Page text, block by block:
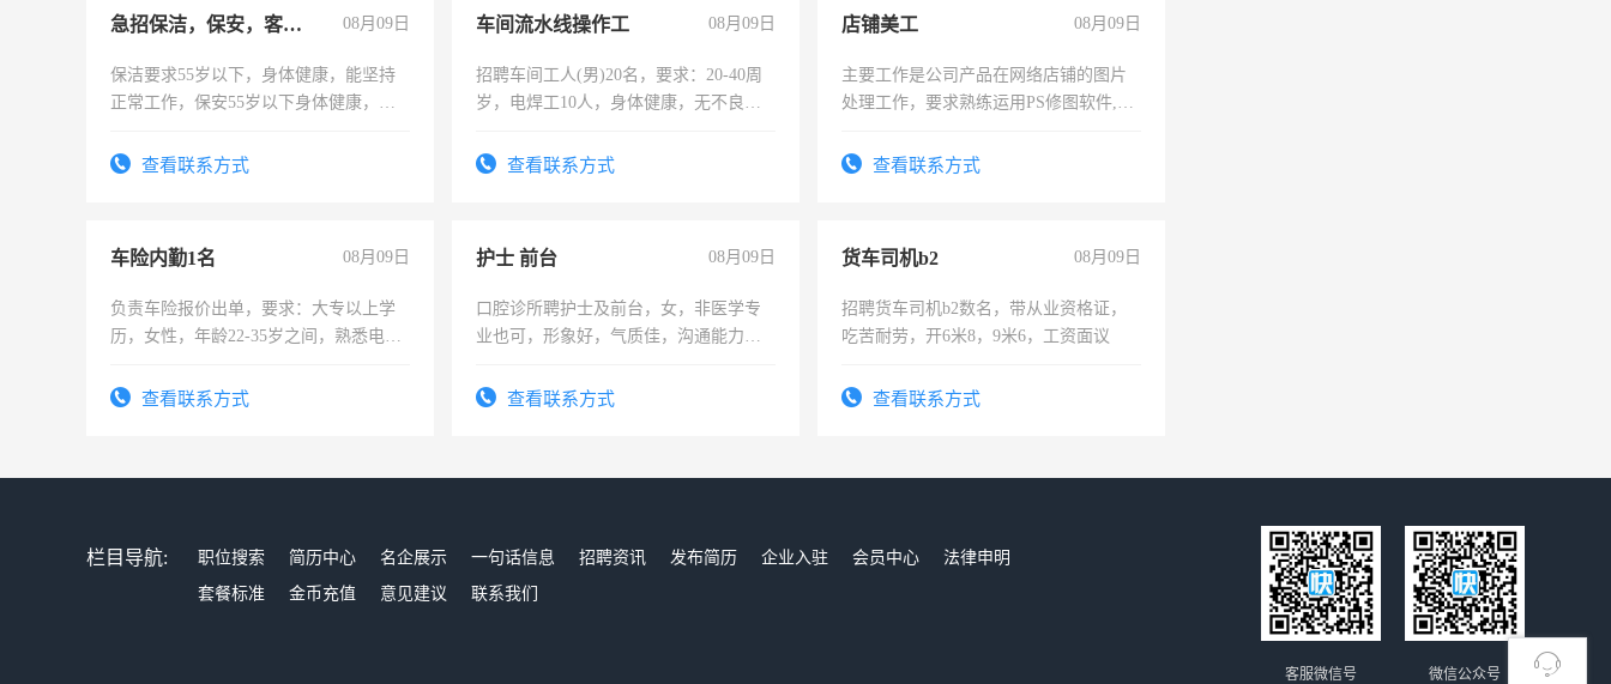
急招保洁，保安，客服，工程 08月09日
保洁要求55岁以下，身体健康，能坚持
正常工作，保安55岁以下身体健康，有
录，客服要求45岁以下高中以上文化，
查看联系方式
车间流水线操作工 08月09日
招聘车间工人(男)20名，要求：20-40周
岁，电焊工10人，身体健康，无不良嗜
宿，免费发放劳保用品，两班倒，每月
查看联系方式
店铺美工 08月09日
主要工作是公司产品在网络店铺的图片
处理工作，要求熟练运用PS修图软件,工
查看联系方式
车险内勤1名 08月09日
负责车险报价出单，要求：大专以上学
历，女性，年龄22-35岁之间，熟悉电脑
试用期1-3个月，转正后交纳五险，
查看联系方式
护士 前台 08月09日
口腔诊所聘护士及前台，女，非医学专
业也可，形象好，气质佳，沟通能力
查看联系方式
货车司机b2 08月09日
招聘货车司机b2数名，带从业资格证，
吃苦耐劳，开6米8，9米6，工资面议
查看联系方式
栏目导航: 职位搜索 简历中心 名企展示 一句话信息 招聘资讯 发布简历 企业入驻 会员中心
法律申明
套餐标准
金币充值 意见建议 联系我们
微信公众号
客服微信号